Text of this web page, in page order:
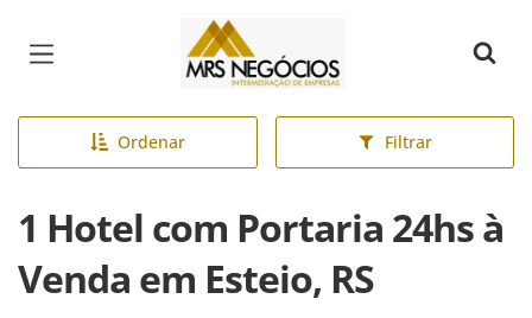
Página inicial
Ordenar Filtrar
1 Hotel com Portaria 24hs à
Venda em Esteio, RS